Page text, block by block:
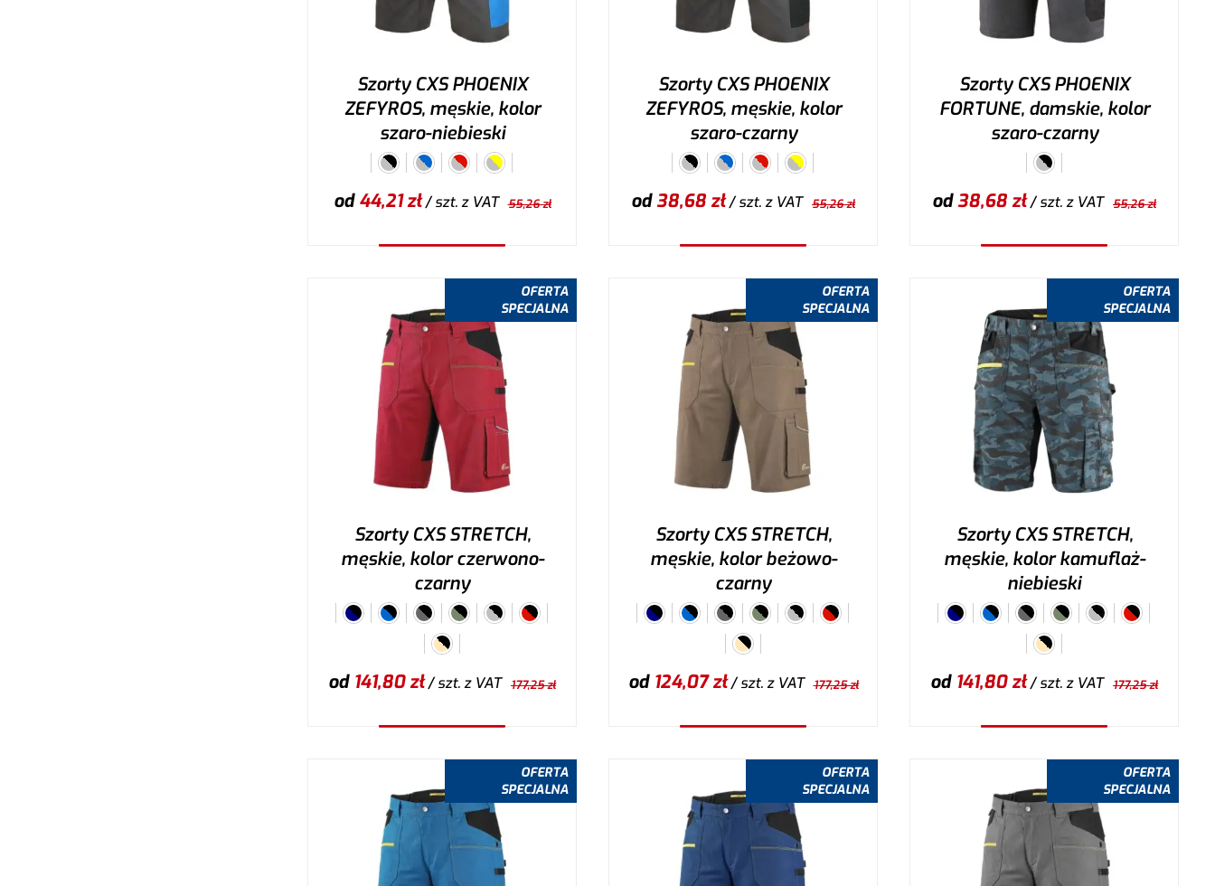
Szorty CXS PHOENIX
ZEFYROS, męskie, kolor
szaro-niebieski
od44,21zł/ szt.z VAT 55,26zł
Szorty CXS PHOENIX
ZEFYROS, męskie, kolor
szaro-czarny
od38,68zł/ szt.z VAT 55,26zł
Szorty CXS PHOENIX
FORTUNE, damskie, kolor
szaro-czarny
od38,68zł/ szt.z VAT 55,26zł
OFERTA
SPECJALNA
Szorty CXS STRETCH,
męskie, kolor czerwono-
czarny
od 141,80zł/ szt.z VAT 177,25zł
OFERTA
SPECJALNA
Szorty CXS STRETCH,
męskie, kolor beżowo-
czarny
od 124,07zł/ szt.z VAT 177,25zł
OFERTA
SPECJALNA
Szorty CXS STRETCH,
męskie, kolor kamuflaż-
niebieski
od 141,80zł/ szt.z VAT 177,25zł
OFERTA
SPECJALNA
OFERTA
SPECJALNA
OFERTA
SPECJALNA